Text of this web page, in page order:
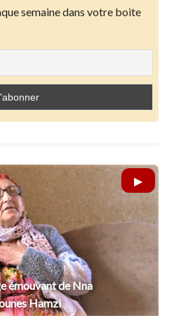
semaine dans votre boite
émouvant de Nna
Hamzi